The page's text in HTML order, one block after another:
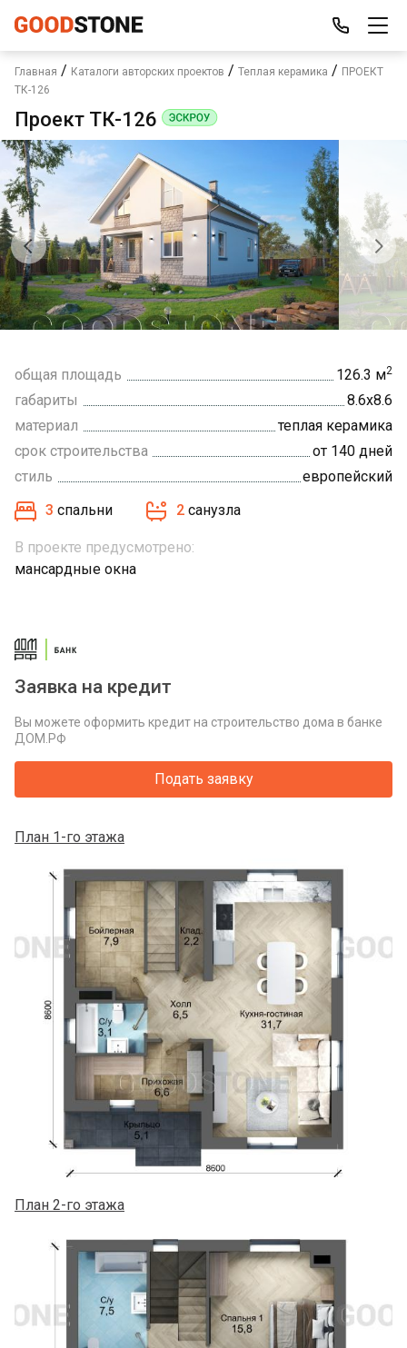
Главная / Каталоги авторских проектов / Теплая керамика / ПРОЕКТ
ТК-126
Проект ТК-126
общая площадь 126.3 м2
габариты
8.6х8.6
материал
теплая керамика
срок строительства
от 140 дней
стиль
европейский
3 спальни 2 санузла
В проекте предусмотрено:
мансардные окна
Заявка на кредит
Вы можете оформить кредит на строительство дома в банке
ДОМ.РФ
Подать заявку
План 1-го этажа
План 2-го этажа